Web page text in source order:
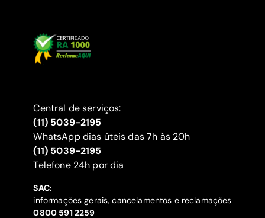
Central de serviços:
(11) 5039-2195
WhatsApp dias úteis das 7h às 20h
(11) 5039-2195
‍Telefone 24h por dia
SAC:
informações gerais, cancelamentos e reclamações
‍0800 591 2259